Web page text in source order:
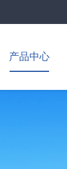
产品中心